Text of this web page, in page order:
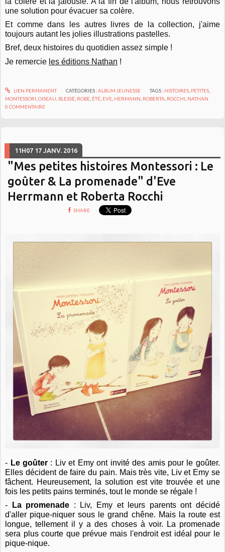
une solution pour évacuer sa colère.
Et comme dans les autres livres de la collection, j'aime
toujours autant les jolies illustrations pastelles.
Bref, deux histoires du quotidien assez simple !
Je remercie les éditions Nathan !
LIEN PERMANENT CATÉGORIES :ALBUM JEUNESSE TAGS : HISTOIRES PETITES
MONTESSORI ,OISEAU BLESSÉ ROBE ÉTÉ EVE HERMANN ROBERTA ROCCHI NATHAN
0 COMMENTAIRE
11H07 17 JANV. 2016
"Mes petites histoires Montessori : Le
goûter & La promenade" d'Eve
Herrmann et Roberta Rocchi
SHARE
- Le goûter : Liv et Emy ont invité des amis pour le goûter.
Elles décident de faire du pain. Mais très vite, Liv et Emy se
fâchent. Heureusement, la solution est vite trouvée et une
fois les petits pains terminés, tout le monde se régale !
-
La promenade : Liv, Emy et leurs parents ont décidé
d'aller pique-niquer sous le grand chêne. Mais la route est
longue, tellement il y a des choses à voir. La promenade
sera plus courte que prévue mais l'endroit est idéal pour le
pique-nique.